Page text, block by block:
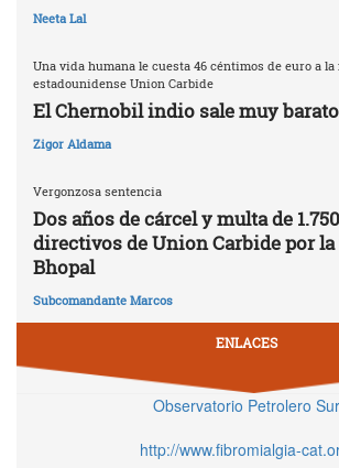
Neeta Lal
Una vida humana le cuesta 46 céntimos de euro a
estadounidense Union Carbide
El Chernobil indio sale muy barato
Zigor Aldama
Vergonzosa sentencia
Dos años de cárcel y multa de
directivos de Union Carbide por la
Bhopal
Subcomandante Marcos
ENLACES
Observatorio Petrolero Sur
http://www.fibromialgia-